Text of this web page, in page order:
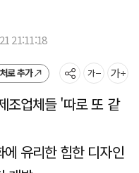
21:11:18
로 추가
조업체들 '따로 또 같
유리한 힙한 디자인